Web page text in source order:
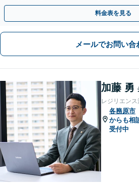
応いたします【オンライン面談OK（顧問締
料金表を見る
メールでお問い合
加藤 勇
レジリエン
各務原市
からも相
受付中